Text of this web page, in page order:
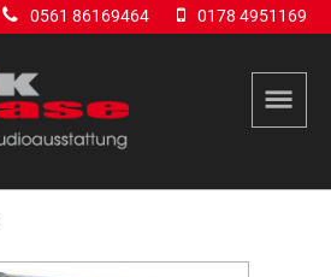
0561 86169464 0178 4951169